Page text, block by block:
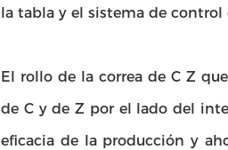
la tabla y el sistema de
El rollo de la correa de C Z
de C y de Z por el lado del
eficacia de la producción y